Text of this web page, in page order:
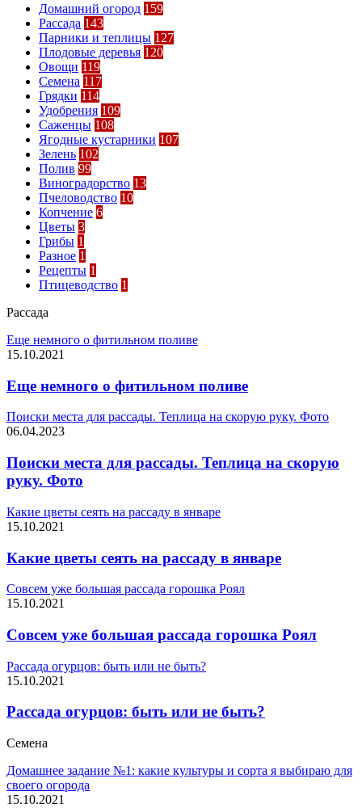
Домашний огород 159
Рассада 143
Парники и теплицы 127
Плодовые деревья 120
Овощи 119
Семена 117
Грядки 114
Удобрения 109
Саженцы 108
Ягодные кустарники 107
Зелень 102
Полив 99
Виноградорство 13
Пчеловодство 10
Копчение 6
Цветы 3
Грибы 1
Разное 1
Рецепты 1
Птицеводство 1
Рассада
Еще немного о фитильном поливе
15.10.2021
Еще немного о фитильном поливе
Поиски места для рассады. Теплица на скорую руку. Фото
06.04.2023
Поиски места для рассады. Теплица на скорую
руку. Фото
Какие цветы сеять на рассаду в январе
15.10.2021
Какие цветы сеять на рассаду в январе
Совсем уже большая рассада горошка Роял
15.10.2021
Совсем уже большая рассада горошка Роял
Рассада огурцов: быть или не быть?
15.10.2021
Рассада огурцов: быть или не быть?
Семена
Домашнее задание №1: какие культуры и сорта я выбираю для
своего огорода
15.10.2021